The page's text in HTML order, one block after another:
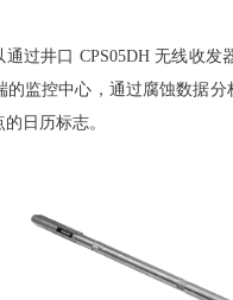
通过井口 CPS05DH 无线收
监控中心，通过腐蚀数据
日历标志。